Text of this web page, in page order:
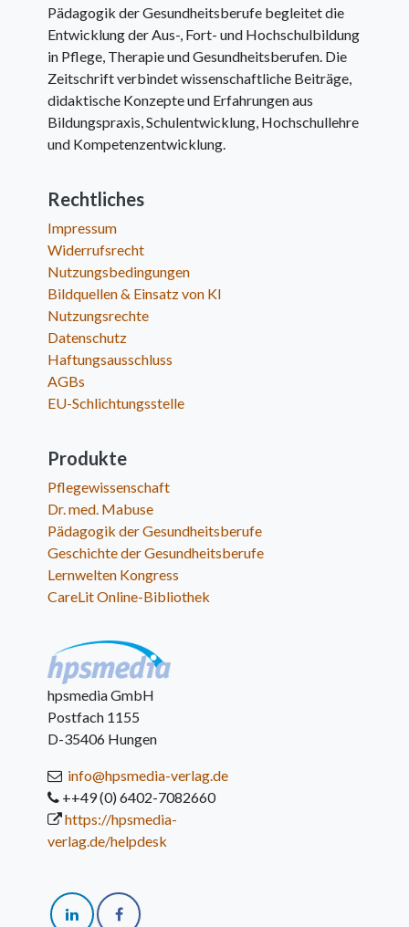
Pädagogik der Gesundheitsberufe begleitet die
Entwicklung der Aus-, Fort- und Hochschulbildung
in Pflege, Therapie und Gesundheitsberufen. Die
Zeitschrift verbindet wissenschaftliche Beiträge,
didaktische Konzepte und Erfahrungen aus
Bildungspraxis, Schulentwicklung, Hochschullehre
und Kompetenzentwicklung.
Rechtliches
Impressum
Widerrufsrecht
Nutzungsbedingungen
Bildquellen & Einsatz von KI
Nutzungsrechte
Datenschutz
Haftungsausschluss
AGBs
EU-Schlichtungsstelle
Produkte
Pflegewissenschaft
Dr. med. Mabuse
Pädagogik der Gesundheitsberufe
Geschichte der Gesundheitsberufe
Lernwelten Kongress
CareLit Online-Bibliothek
hpsmedia GmbH
Postfach 1155
D-35406 Hungen
info@hpsmedia-verlag.de
++49 (0) 6402-7082660
https://hpsmedia-
verlag.de/helpdesk